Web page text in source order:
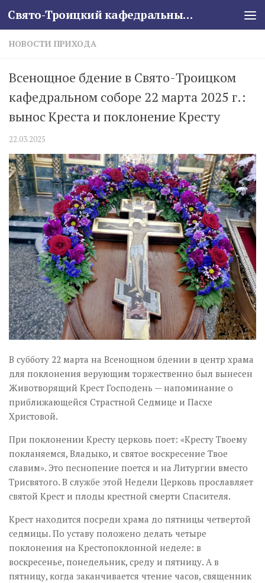
Skip to content Свято-Троицкий кафедральный собор
НОВОСТИ ПРИХОДА
Всенощное бдение в Свято-Троицком
кафедральном соборе 22 марта 2025 г.:
вынос Креста и поклонение Кресту
22.03.2025
В субботу 22 марта на Всенощном бдении в центр храма
для поклонения верующим торжественно был вынесен
Животворящий Крест Господень — напоминание о
приближающейся Страстной Седмице и Пасхе
Христовой.
При поклонении Кресту церковь поет: «Кресту Твоему
покланяемся, Владыко, и святое воскресение Твое
славим». Это песнопение поется и на Литургии вместо
Трисвятого. В службе этой Недели Церковь прославляет
святой Крест и плоды крестной смерти Спасителя.
Крест находится посреди храма до пятницы четвертой
седмицы. По уставу положено делать четыре
поклонения на Крестопоклонной неделе: в
воскресенье, понедельник, среду и пятницу. А в
пятницу, когда заканчивается чтение часов, священник